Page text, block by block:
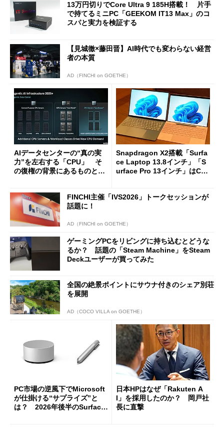
13万円切りでCore Ultra 9 185H搭載！ 片手
で持てるミニPC「GEEKOM IT13 Max」のコ
スパと実力を検証する
【見城徹×藤田晋】AI時代でも変わらない経営
者の本質
AD（FINCHI on GOETHE）
AIデータセンターの“真の実
力”を左右する「CPU」 そ
の復権の背景にあるものと
Snapdragon X2搭載「Surfa
ce Laptop 13.8インチ」「S
urface Pro 13インチ」はCop
た
FINCHI主催「IVS2026」トークセッションが
話題に！
AD（FINCHI on GOETHE）
ゲーミングPCをリビングに持ち込むとどうな
るか？ 話題の「Steam Machine」をSteam
Deckユーザーが買ってみた
全国の絶景ポイントにサウナ付きのシェア別荘
を展開
AD（COCO VILLA on GOETHE）
PC市場の逆風下でMicrosoft
が仕掛ける“サプライズ”と
は？ 2026年後半のSurface
日本HPはなぜ「Rakuten A
I」を採用したのか？ 岡戸社
長に直撃